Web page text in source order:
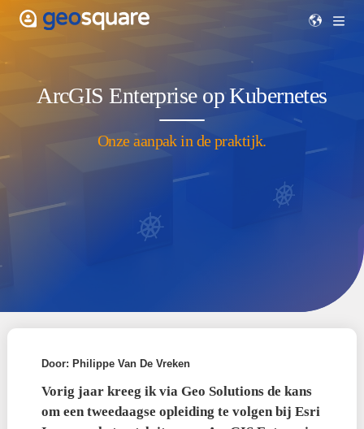
ArcGIS Enterprise op
Onze aanpak in de praktijk.